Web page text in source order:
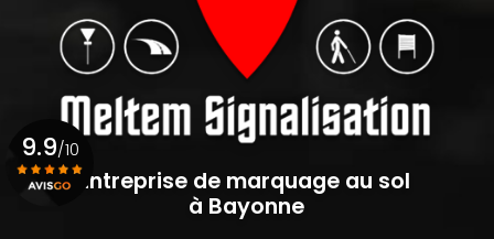
Entreprise de marquage au sol
à Bayonne
9.9/10